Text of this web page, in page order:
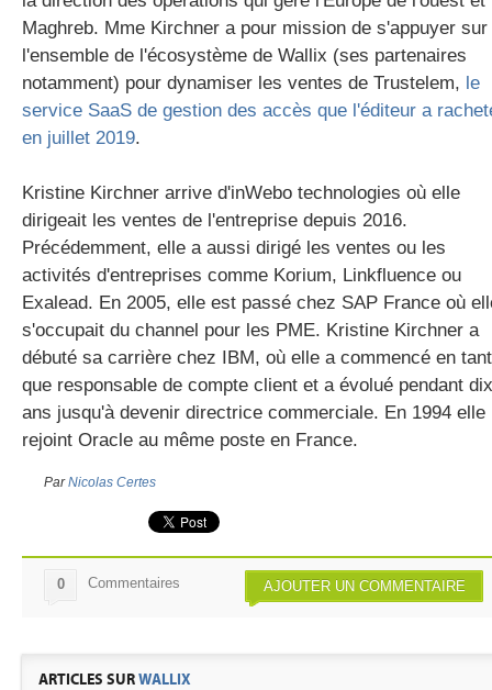
Maghreb. Mme Kirchner a pour mission de s'appuyer sur
l'ensemble de l'écosystème de Wallix (ses partenaires
notamment) pour dynamiser les ventes de Trustelem, le
service SaaS de gestion des accès que l'éditeur a
en juillet 2019.
Kristine Kirchner arrive d'inWebo technologies où elle
dirigeait les ventes de l'entreprise depuis 2016.
Précédemment, elle a aussi dirigé les ventes ou les
activités d'entreprises comme Korium, Linkfluence ou
Exalead. En 2005, elle est passé chez SAP France où
s'occupait du channel pour les PME. Kristine Kirchner a
débuté sa carrière chez IBM, où elle a commencé en tant
que responsable de compte client et a évolué pendant dix
ans jusqu'à devenir directrice commerciale. En 1994 elle
rejoint Oracle au même poste en France.
ParNicolas Certes
AJOUTER UN COMMENTAIRE
0 Commentaires
ARTICLES SURWALLIX